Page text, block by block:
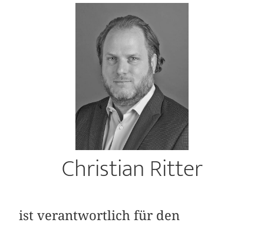
Christian Ritter
ist verantwortlich für den